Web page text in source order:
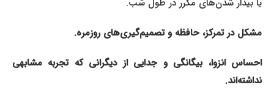
یا بیدار شدن‌های مکرر در طول شب.
مشکل در تمرکز، حافظه و تصمیم‌گیری‌های روزمره.
احساس انزوا، بیگانگی و جدایی از دیگرانی که تجربه مشابهی
نداشته‌اند.